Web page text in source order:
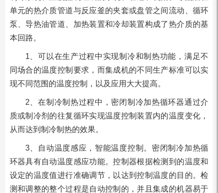
单元的热介质管道与反应釜的夹套或盘管之间流动、循环
泵、导热油管道、加热装置和冷却装置构成了热介质的基
本回路。
1、可以在生产过程中实现制冷和制热功能，满足不
同场合的温度控制要求，而集成机的不同生产标准可以实
现不同范围的温度控制，以及应用大大提高。
2、在制冷制热过程中，密闭制冷加热循环器通过介
质或制冷剂的往复循环实现温度控制装置内的温度变化，
从而达到制冷制热的效果。
3、自动温度感应，智能温度控制。密闭制冷加热循
环器具有自动温度感应功能。控制器根据检测到的温度和
设定的温度值进行准确调节，以达到控制温度的目的。检
测和调整的整个过程是自动控制的，并且集成的机器易于